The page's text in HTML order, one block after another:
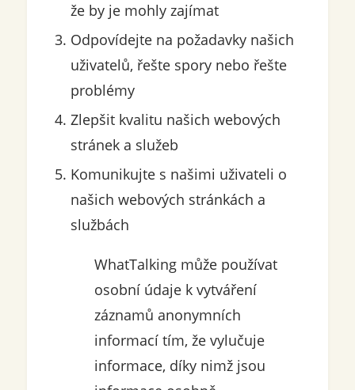
že by je mohly zajímat
Odpovídejte na požadavky našich
uživatelů, řešte spory nebo řešte
problémy
Zlepšit kvalitu našich webových
stránek a služeb
Komunikujte s našimi uživateli o
našich webových stránkách a
službách
WhatTalking může používat
osobní údaje k vytváření
záznamů anonymních
informací tím, že vylučuje
informace, díky nimž jsou